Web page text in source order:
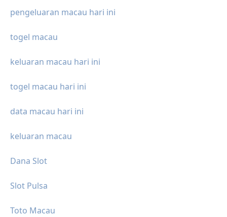
pengeluaran macau hari ini
togel macau
keluaran macau hari ini
togel macau hari ini
data macau hari ini
keluaran macau
Dana Slot
Slot Pulsa
Toto Macau